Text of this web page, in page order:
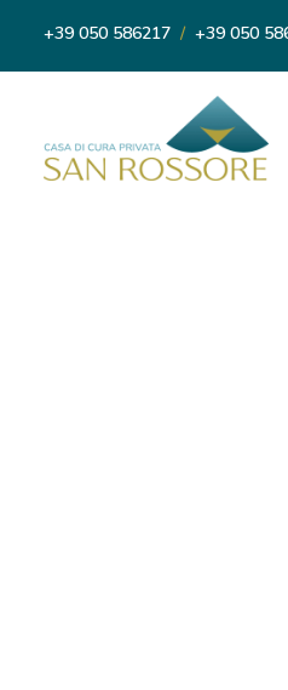
+39 050 586217 / +39 050